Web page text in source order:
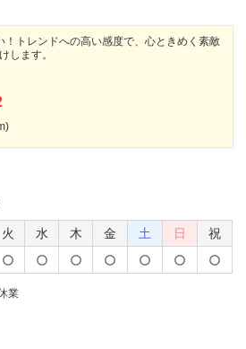
！トレンドへの高い感度で、心ときめく素敵
します。
火 水 木 金 土 日
祝
業